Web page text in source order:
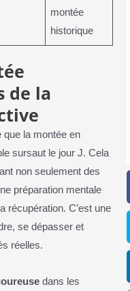
montée
historique
de la
que la montée en
sursaut le jour J. Cela
non seulement des
préparation mentale
récupération. C’est une
se dépasser et
réelles.
dans les